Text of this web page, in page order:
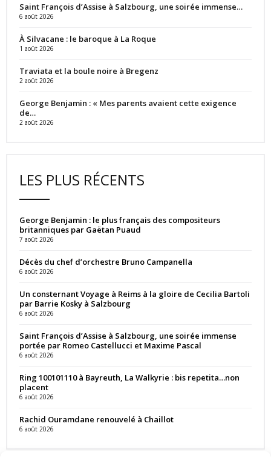
Saint François d’Assise à Salzbourg, une soirée immense…
6 août 2026
À Silvacane : le baroque à La Roque
1 août 2026
Traviata et la boule noire à Bregenz
2 août 2026
George Benjamin : « Mes parents avaient cette exigence
de…
2 août 2026
LES PLUS RÉCENTS
George Benjamin : le plus français des compositeurs
britanniques par Gaëtan Puaud
7 août 2026
Décès du chef d’orchestre Bruno Campanella
6 août 2026
Un consternant Voyage à Reims à la gloire de Cecilia Bartoli
par Barrie Kosky à Salzbourg
6 août 2026
Saint François d’Assise à Salzbourg, une soirée immense
portée par Romeo Castellucci et Maxime Pascal
6 août 2026
Ring 100101110 à Bayreuth, La Walkyrie : bis repetita…non
placent
6 août 2026
Rachid Ouramdane renouvelé à Chaillot
6 août 2026